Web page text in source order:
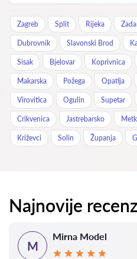
Zagreb Split Rijeka
Dubrovnik Slavonski Brod
Sisak Bjelovar Koprivnica
Makarska Požega Opatija
Virovitica Ogulin Supetar
Crikvenica Jastrebarsko
Križevci Solin Županja
Najnovije
M
Mirna Model